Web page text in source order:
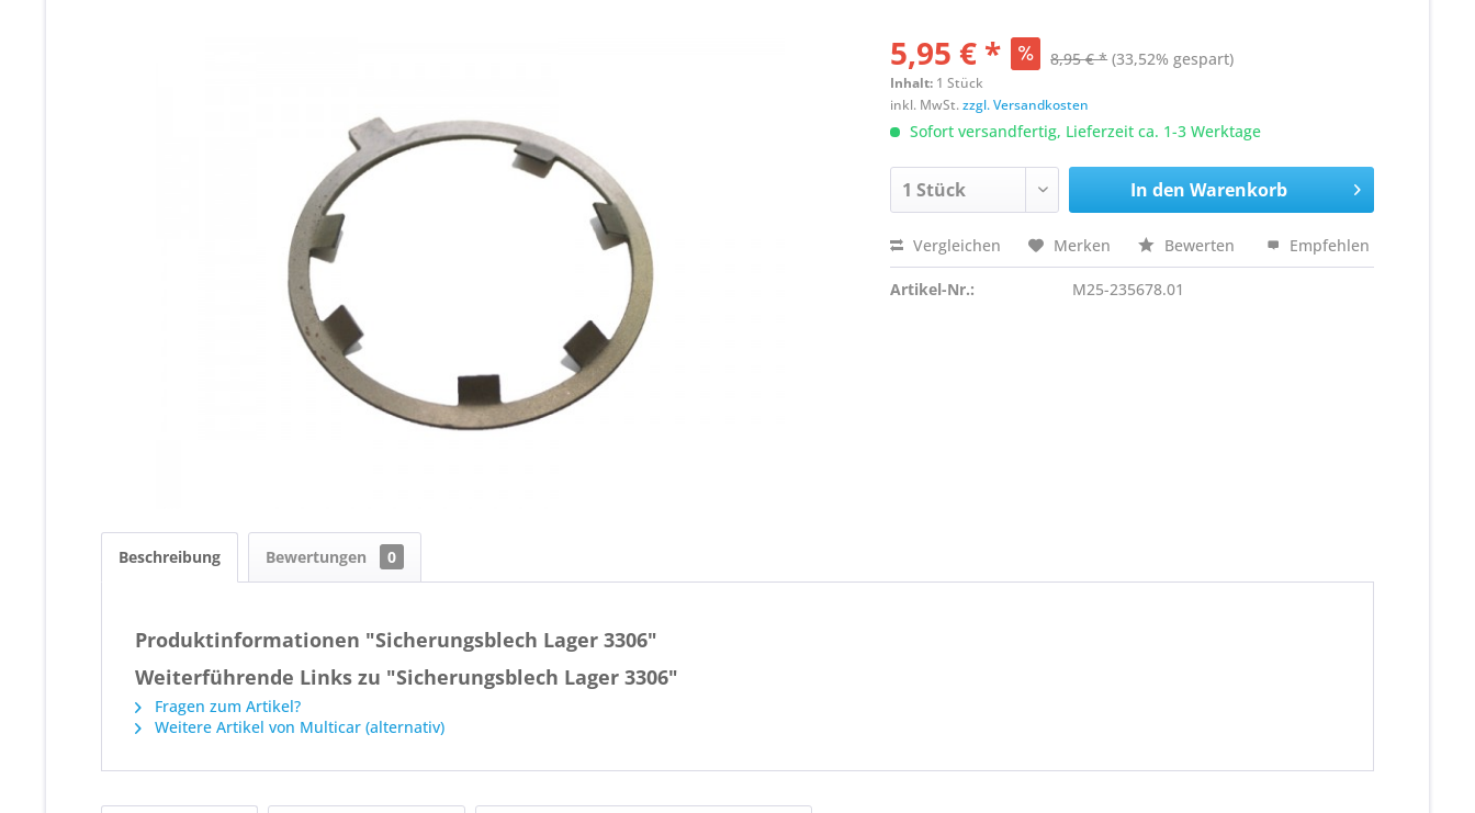
5,95 € * 8,95 € * (33,52% gespart)
Inhalt: 1 Stück
inkl. MwSt.zzgl. Versandkosten
Sofort versandfertig, Lieferzeit ca. 1-3 Werktage
In den Warenkorb
Vergleichen Merken Bewerten Empfehlen
Artikel-Nr.: M25-235678.01
Beschreibung Bewertungen 0
Produktinformationen "Sicherungsblech Lager 3306"
Weiterführende Links zu "Sicherungsblech Lager 3306"
Fragen zum Artikel?
Weitere Artikel von Multicar (alternativ)